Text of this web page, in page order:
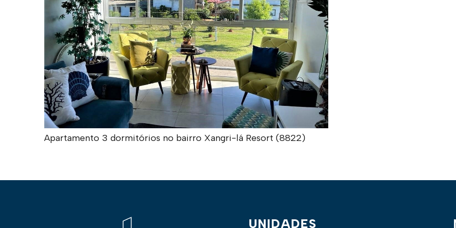
Apartamento 3 dormitórios no bairro Xangri-lá Resort (8822)
UNIDADES